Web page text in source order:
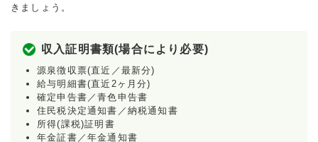
きましょう。
収入証明書類(場合により必要)
源泉徴収票(直近／最新分)
給与明細書(直近2ヶ月分)
確定申告書／青色申告書
住民税決定通知書／納税通知書
所得(課税)証明書
年金証書／年金通知書